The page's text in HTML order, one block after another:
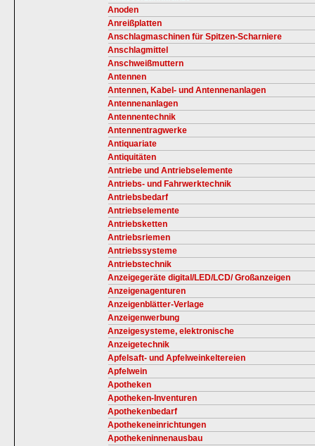
Anoden
Anreißplatten
Anschlagmaschinen für Spitzen-Scharniere
Anschlagmittel
Anschweißmuttern
Antennen
Antennen, Kabel- und Antennenanlagen
Antennenanlagen
Antennentechnik
Antennentragwerke
Antiquariate
Antiquitäten
Antriebe und Antriebselemente
Antriebs- und Fahrwerktechnik
Antriebsbedarf
Antriebselemente
Antriebsketten
Antriebsriemen
Antriebssysteme
Antriebstechnik
Anzeigegeräte digital/LED/LCD/ Großanzeigen
Anzeigenagenturen
Anzeigenblätter-Verlage
Anzeigenwerbung
Anzeigesysteme, elektronische
Anzeigetechnik
Apfelsaft- und Apfelweinkeltereien
Apfelwein
Apotheken
Apotheken-Inventuren
Apothekenbedarf
Apothekeneinrichtungen
Apothekeninnenausbau